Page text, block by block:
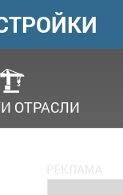
ОТРАСЛИ